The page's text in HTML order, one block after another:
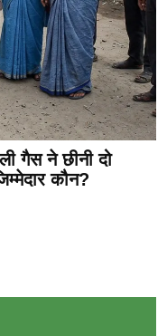
गैस ने छीनी दो
कौन?